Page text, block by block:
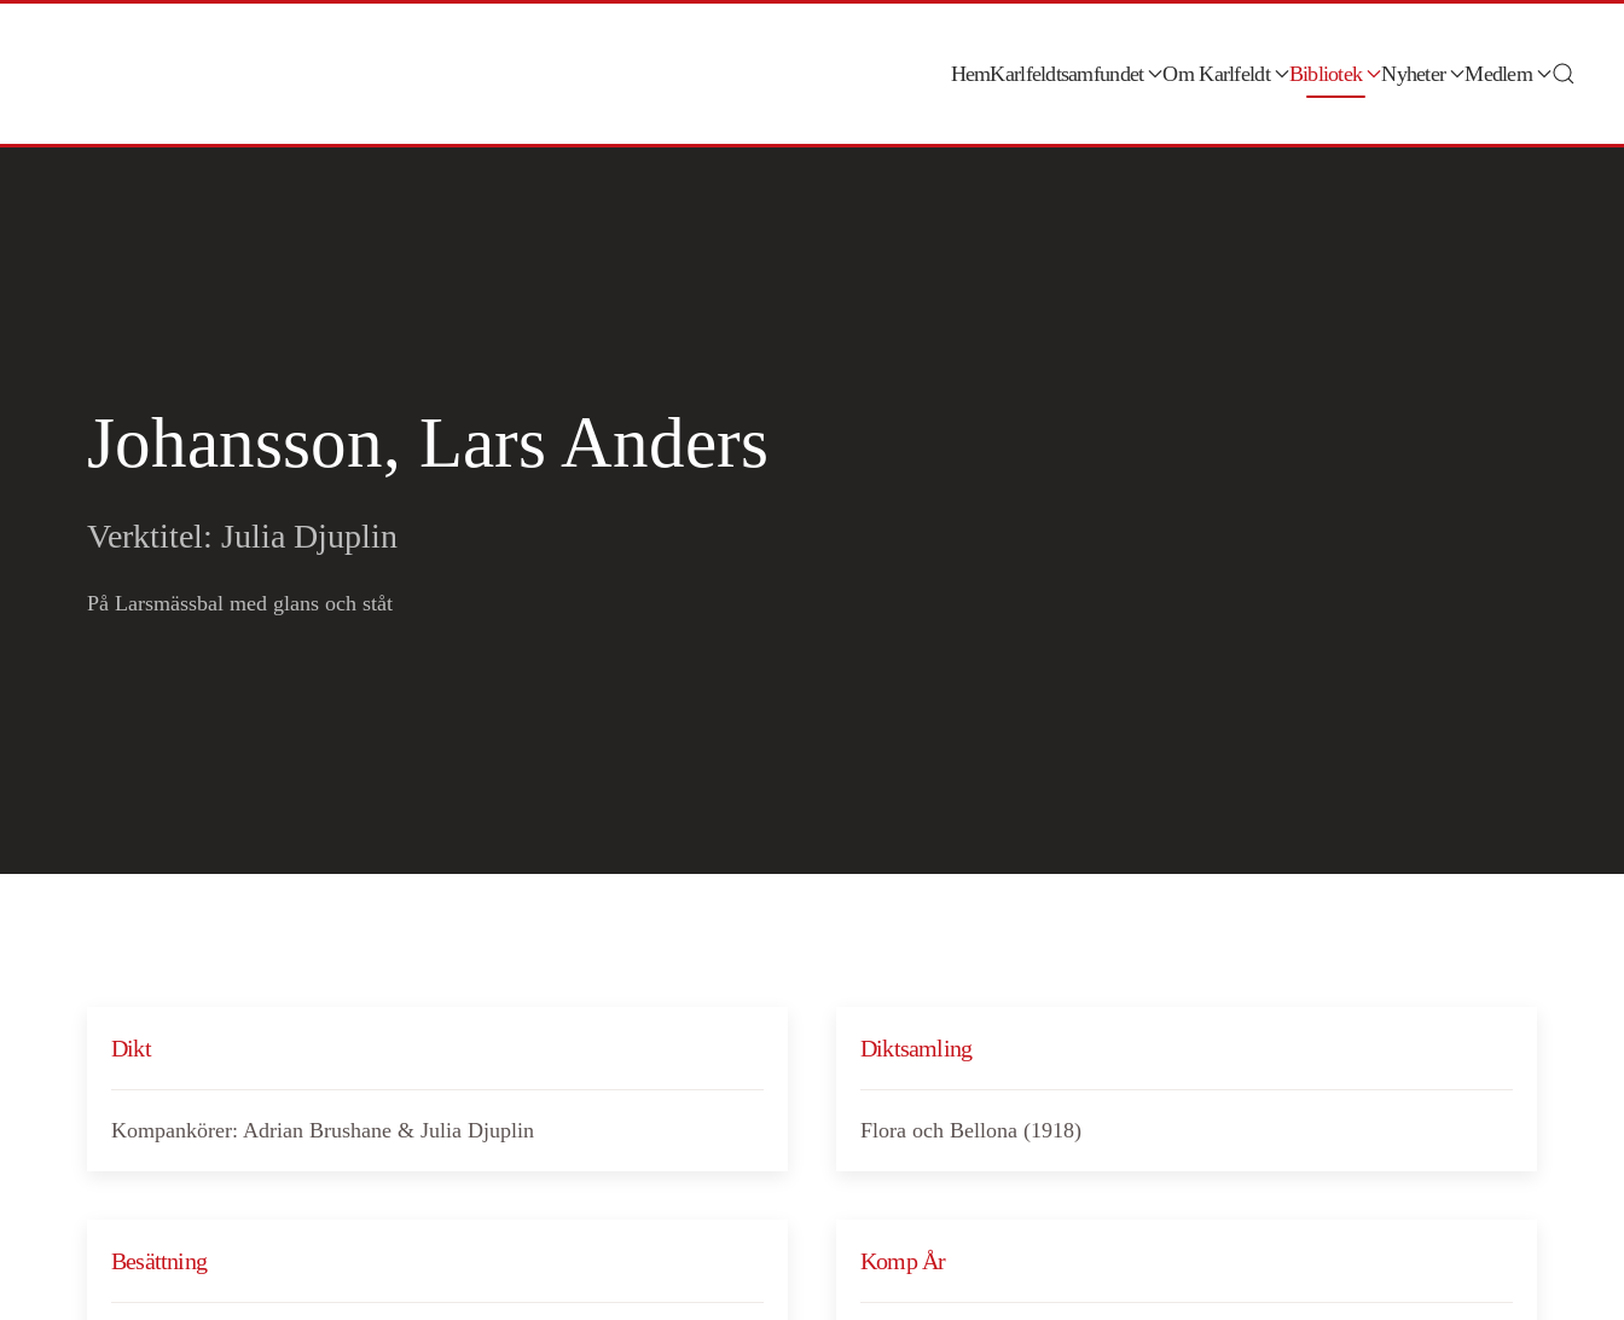
HemKarlfeldtsamfundet Om Karlfeldt Bibliotek Nyheter Medlem
Johansson, Lars Anders
Verktitel: Julia Djuplin
På Larsmässbal med glans och ståt
Dikt
Kompankörer: Adrian Brushane & Julia Djuplin
Diktsamling
Flora och Bellona (1918)
Besättning Komp År